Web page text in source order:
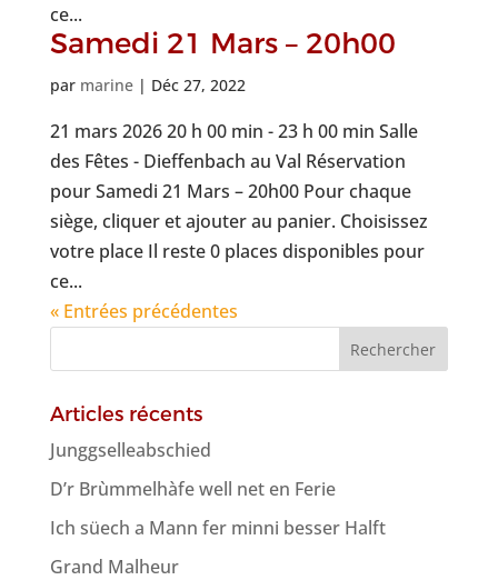
ce...
Samedi 21 Mars – 20h00
par marine| Déc 27, 2022
21 mars 2026 20 h 00 min - 23 h 00 min Salle
des Fêtes - Dieffenbach au Val Réservation
pour Samedi 21 Mars – 20h00 Pour chaque
siège, cliquer et ajouter au panier. Choisissez
votre place Il reste 0 places disponibles pour
ce...
« Entrées précédentes
Articles récents
Junggselleabschied
D’r Brùmmelhàfe well net en Ferie
Ich süech a Mann fer minni besser Halft
Grand Malheur